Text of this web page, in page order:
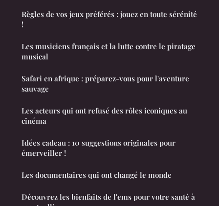
Règles de vos jeux préférés : jouez en toute sérénité
!
Les musiciens français et la lutte contre le piratage
musical
Safari en afrique : préparez-vous pour l'aventure
sauvage
Les acteurs qui ont refusé des rôles iconiques au
cinéma
Idées cadeau : 10 suggestions originales pour
émerveiller !
Les documentaires qui ont changé le monde
Découvrez les bienfaits de l'ems pour votre santé à